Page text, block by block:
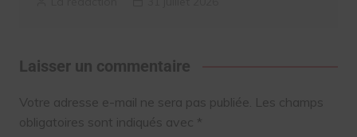
Laisser un commentaire
Votre adresse e-mail ne sera pas publiée. Les champs
obligatoires sont indiqués avec *